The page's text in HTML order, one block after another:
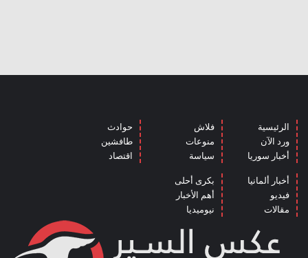
الرئيسية
ورد الآن
أخبار سوريا
فلاش
منوعات
سياسة
حوادث
طافشين
اقتصاد
أخبار ألمانيا
فيديو
مقالات
بكرى أحلى
أهم الأخبار
نيوميديا